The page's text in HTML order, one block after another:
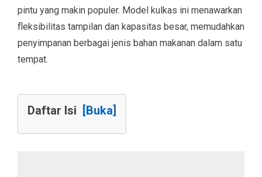
pintu yang makin populer. Model kulkas ini menawarkan
fleksibilitas tampilan dan kapasitas besar, memudahkan
penyimpanan berbagai jenis bahan makanan dalam satu
tempat.
Daftar Isi [Buka]